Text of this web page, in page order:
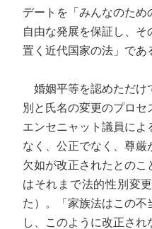
デートを「みんなのた
自由な発展を保証し、そ
置く近代国家の法」であ
婚姻平等を認めただけ
別と氏名の変更のプロセ
エンセニャット議員によ
なく、公正でなく、尊
欠如が改正されたとのこ
はそれまで法的性別変
た）。「家族法はこの
し、このように改正され